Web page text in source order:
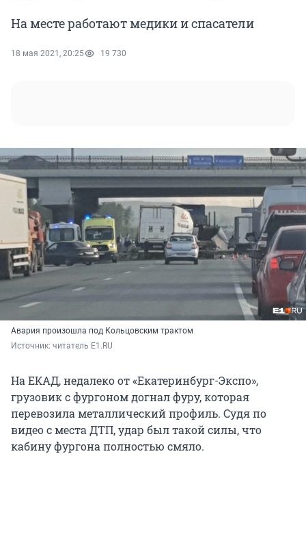
На месте работают медики и спасатели
18 мая 2021, 20:25 19 730
Авария произошла под Кольцовским трактом
Источник: читатель E1.RU
На ЕКАД, недалеко от «Екатеринбург-Экспо»,
грузовик с фургоном догнал фуру, которая
перевозила металлический профиль. Судя по
видео с места ДТП, удар был такой силы, что
кабину фургона полностью смяло.